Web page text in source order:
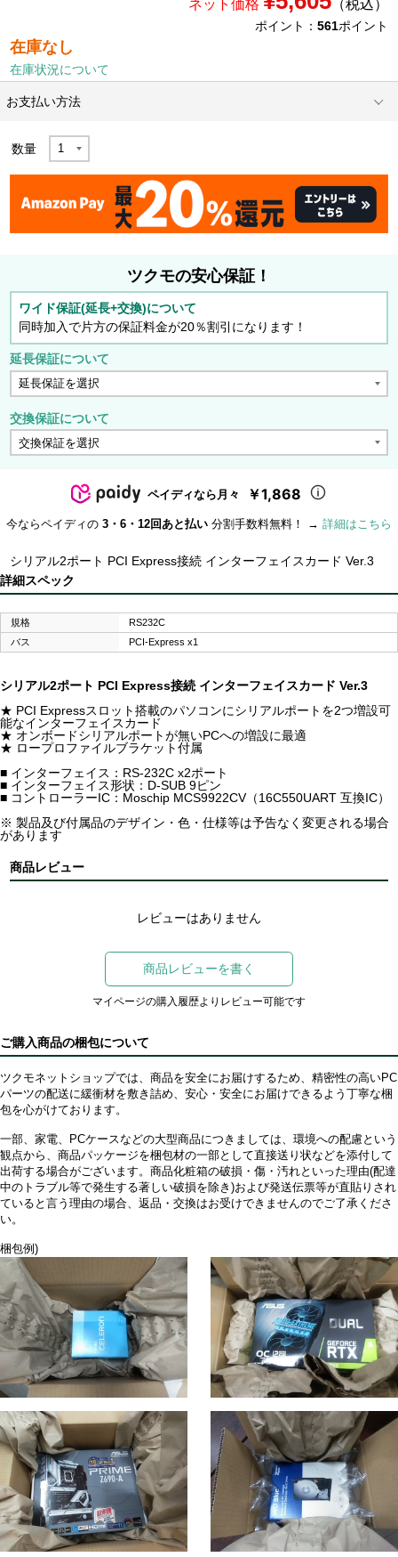
ネット価格 （税込）
ポイント： 561ポイント
在庫なし
在庫状況について
お支払い方法
数量
ツクモの安心保証！
ワイド保証(延長+交換)について
同時加入で片方の保証料金が20％割引になります！
延長保証について
交換保証について
ペイディなら月々 ￥1,868
今ならペイディの 3・6・12回あと払い 分割手数料無料！ → 詳細はこちら
シリアル2ポート PCI Express接続 インターフェイスカード Ver.3
詳細スペック
規格
RS232C
バス
PCI-Express x1
シリアル2ポート PCI Express接続 インターフェイスカード Ver.3
★ PCI Expressスロット搭載のパソコンにシリアルポートを2つ増設可
能なインターフェイスカード
★ オンボードシリアルポートが無いPCへの増設に最適
★ ロープロファイルブラケット付属
■ インターフェイス：RS-232C x2ポート
■ インターフェイス形状：D-SUB 9ピン
■ コントローラーIC：Moschip MCS9922CV（16C550UART 互換IC）
※ 製品及び付属品のデザイン・色・仕様等は予告なく変更される場合
があります
商品レビュー
レビューはありません
商品レビューを書く
マイページの購入履歴よりレビュー可能です
ご購入商品の梱包について
ツクモネットショップでは、商品を安全にお届けするため、精密性の高いPC
パーツの配送に緩衝材を敷き詰め、安心・安全にお届けできるよう丁寧な梱
包を心がけております。
一部、家電、PCケースなどの大型商品につきましては、環境への配慮という
観点から、商品パッケージを梱包材の一部として直接送り状などを添付して
出荷する場合がございます。商品化粧箱の破損・傷・汚れといった理由(配達
中のトラブル等で発生する著しい破損を除き)および発送伝票等が直貼りされ
ていると言う理由の場合、返品・交換はお受けできませんのでご了承くださ
い。
梱包例)